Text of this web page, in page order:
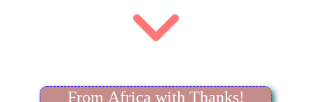
From Africa with Thanks!